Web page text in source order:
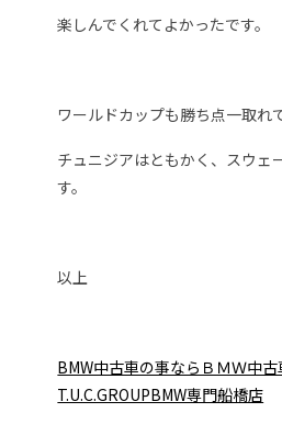
楽しんでくれてよかったです。
ワールドカップも勝ち点一取れ
チュニジアはともかく、スウェ
す。
以上
BMW中古車の事ならＢＭＷ中
T.U.C.GROUPBMW専門船橋店